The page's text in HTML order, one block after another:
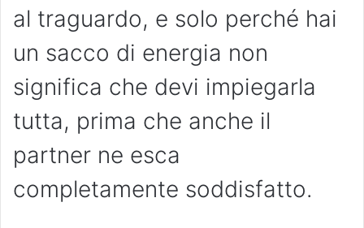
al traguardo, e solo perché hai
un sacco di energia non
significa che devi impiegarla
tutta, prima che anche il
partner ne esca
completamente soddisfatto.